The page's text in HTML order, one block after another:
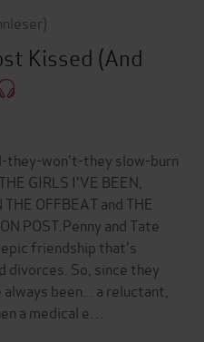
Kissed (And
they-won't-they slow-burn
GIRLS I'VE BEEN,
OFFBEAT and THE
POST.Penny and Tate
epic friendship that's
divorces. So, since they
been... a reluctant,
a medical e…